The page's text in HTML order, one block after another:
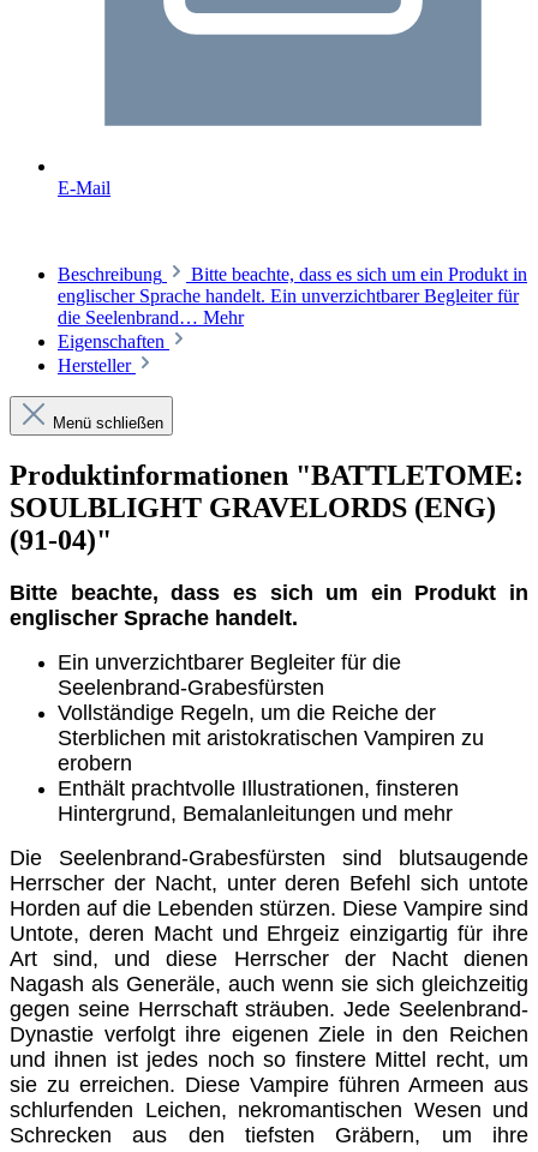
E-Mail
Beschreibung
Bitte beachte, dass es sich um ein Produkt in
englischer Sprache handelt. Ein unverzichtbarer Begleiter für
die Seelenbrand… Mehr
Eigenschaften
Hersteller
Menü schließen
Produktinformationen "BATTLETOME:
SOULBLIGHT GRAVELORDS (ENG)
(91-04)"
Bitte beachte, dass es sich um ein Produkt in
englischer Sprache handelt.
Ein unverzichtbarer Begleiter für die
Seelenbrand-Grabesfürsten
Vollständige Regeln, um die Reiche der
Sterblichen mit aristokratischen Vampiren zu
erobern
Enthält prachtvolle Illustrationen, finsteren
Hintergrund, Bemalanleitungen und mehr
Die Seelenbrand-Grabesfürsten sind blutsaugende
Herrscher der Nacht, unter deren Befehl sich untote
Horden auf die Lebenden stürzen. Diese Vampire sind
Untote, deren Macht und Ehrgeiz einzigartig für ihre
Art sind, und diese Herrscher der Nacht dienen
Nagash als Generäle, auch wenn sie sich gleichzeitig
gegen seine Herrschaft sträuben. Jede Seelenbrand-
Dynastie verfolgt ihre eigenen Ziele in den Reichen
und ihnen ist jedes noch so finstere Mittel recht, um
sie zu erreichen. Diese Vampire führen Armeen aus
schlurfenden Leichen, nekromantischen Wesen und
Schrecken aus den tiefsten Gräbern, um ihre